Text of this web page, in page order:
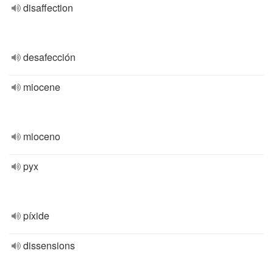
disaffection
desafección
miocene
mioceno
pyx
píxide
dissensions